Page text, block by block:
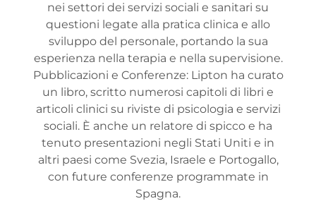
nei settori dei servizi sociali e sanitari su
questioni legate alla pratica clinica e allo
sviluppo del personale, portando la sua
esperienza nella terapia e nella supervisione.
Pubblicazioni e Conferenze: Lipton ha curato
un libro, scritto numerosi capitoli di libri e
articoli clinici su riviste di psicologia e servizi
sociali. È anche un relatore di spicco e ha
tenuto presentazioni negli Stati Uniti e in
altri paesi come Svezia, Israele e Portogallo,
con future conferenze programmate in
Spagna.